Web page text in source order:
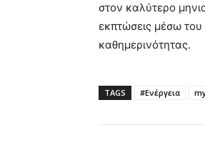
στον καλύτερο
εκπτώσεις μέσω
καθημερινότητας.
TAGS #Ενέργεια